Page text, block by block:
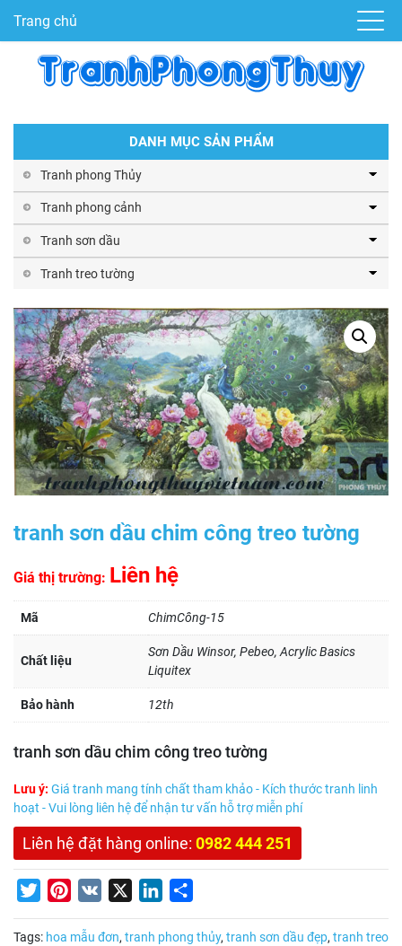
Trang chủ
DANH MỤC SẢN PHẨM
Tranh phong Thủy
Tranh phong cảnh
Tranh sơn dầu
Tranh treo tường
tranh sơn dầu chim công treo tường
Giá thị trường: Liên hệ
Mã ChimCông-15
Chất liệu
Sơn Dầu Winsor, Pebeo, Acrylic Basics
Liquitex
Bảo hành 12th
tranh sơn dầu chim công treo tường
Lưu ý: Giá tranh mang tính chất tham khảo - Kích thước tranh linh
hoạt - Vui lòng liên hệ để nhận tư vấn hỗ trợ miễn phí
Liên hệ đặt hàng online: 0982 444 251
TwitterPinterest
VK LinkedIn
Tags: hoa mẫu đơn, tranh phong thủy, tranh sơn dầu đẹp, tranh treo